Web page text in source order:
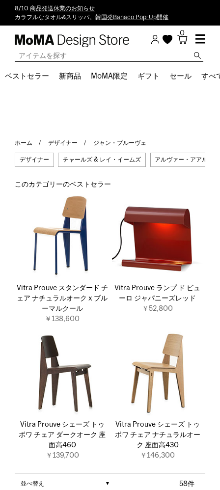
8/10 商品発送休業のお知らせ
カラフルなタオル&スリッパ。 韓国発Banaco Pop-Up開催
0
ベストセラー 新商品 MoMA限定 ギフト セール すべ
ホーム デザイナー ジャン・プルーヴェ
デザイナー チャールズ & レイ・イームズ アルヴァー・アアルト
このカテゴリーのベストセラー
Vitra Prouve スタンダード チ
ェア ナチュラルオーク x ブル
ーマルクール
￥138,600
Vitra Prouve ランプ ド ビュ
ーロ ジャパニーズレッド
￥52,800
Vitra Prouve シェーズ トゥ
ボワ チェア ダークオーク 座
面高460
￥139,700
Vitra Prouve シェーズ トゥ
ボワ チェア ナチュラルオー
ク 座面高430
￥146,300
58件
並べ替え